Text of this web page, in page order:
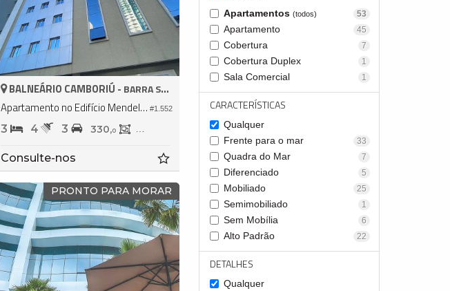
Apartamentos (todos) 53
Apartamento 45
Cobertura 7
Cobertura Duplex 1
Sala Comercial 1
CARACTERÍSTICAS
Qualquer
Frente para o mar
33
Quadra do Mar 7
Diferenciado 5
Mobiliado 25
Semimobiliado 1
Sem Mobília 6
Alto Padrão 22
DETALHES
Qualquer
#1.552
BALNEÁRIO CAMBORIÚ - BARRA SUL
Apartamento no Edifício Mendelssohn
3 4 3 330,0 160,
Consulte-nos
PRONTO PARA MORAR